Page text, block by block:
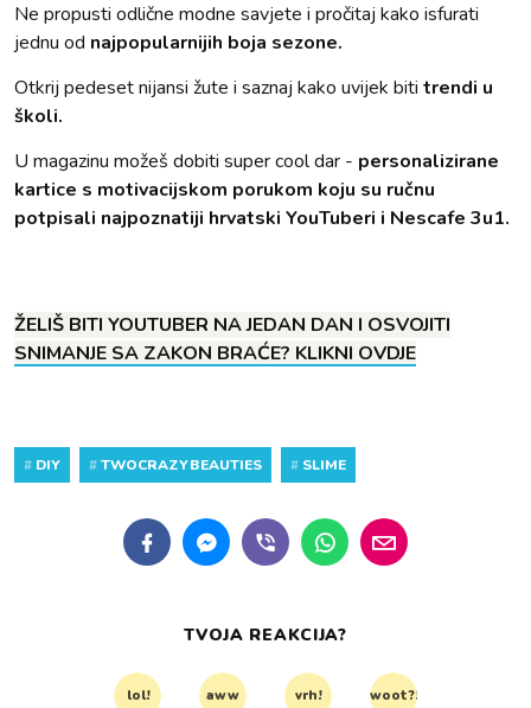
Ne propusti odlične modne savjete i pročitaj kako isfurati
jednu od najpopularnijih boja sezone.
Otkrij pedeset nijansi žute i saznaj kako uvijek biti trendi u
školi.
U magazinu možeš dobiti super cool dar - personalizirane
kartice s motivacijskom porukom koju su ručnu
potpisali najpoznatiji hrvatski YouTuberi i Nescafe 3u1.
ŽELIŠ BITI YOUTUBER NA JEDAN DAN I OSVOJITI
SNIMANJE SA ZAKON BRAĆE? KLIKNI OVDJE
# DIY #TWOCRAZYBEAUTIES # SLIME
TVOJA REAKCIJA?
lol! aww vrh! woot?!